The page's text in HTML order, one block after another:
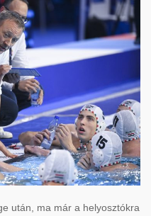
után, ma már a helyosztókra